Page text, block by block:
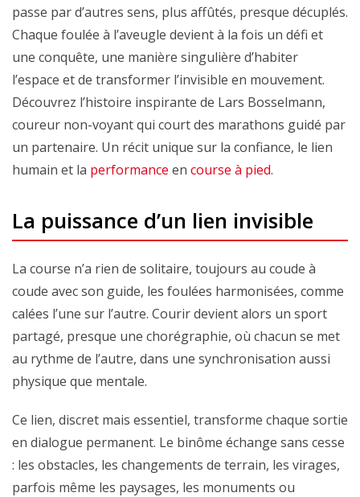
passe par d’autres sens, plus affûtés, presque décuplés.
Chaque foulée à l’aveugle devient à la fois un défi et
une conquête, une manière singulière d’habiter
l’espace et de transformer l’invisible en mouvement.
Découvrez l’histoire inspirante de Lars Bosselmann,
coureur non-voyant qui court des marathons guidé par
un partenaire. Un récit unique sur la confiance, le lien
humain et la performance en course à pied.
La puissance d’un lien invisible
La course n’a rien de solitaire, toujours au coude à
coude avec son guide, les foulées harmonisées, comme
calées l’une sur l’autre. Courir devient alors un sport
partagé, presque une chorégraphie, où chacun se met
au rythme de l’autre, dans une synchronisation aussi
physique que mentale.
Ce lien, discret mais essentiel, transforme chaque sortie
en dialogue permanent. Le binôme échange sans cesse
: les obstacles, les changements de terrain, les virages,
parfois même les paysages, les monuments ou